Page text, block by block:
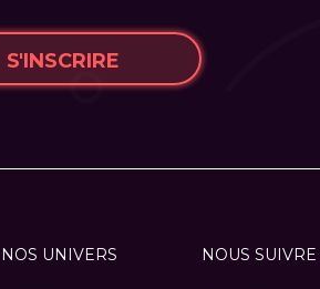
S'INSCRIRE
NOS UNIVERS NOUS SUIVRE